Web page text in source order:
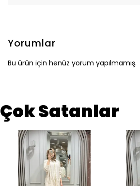
Yorumlar
Bu ürün için henüz yorum yapılmamış.
Çok Satanlar